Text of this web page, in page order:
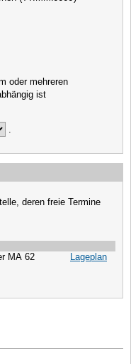
oder mehreren
ist
.
deren freie Termine
MA 62
Lageplan